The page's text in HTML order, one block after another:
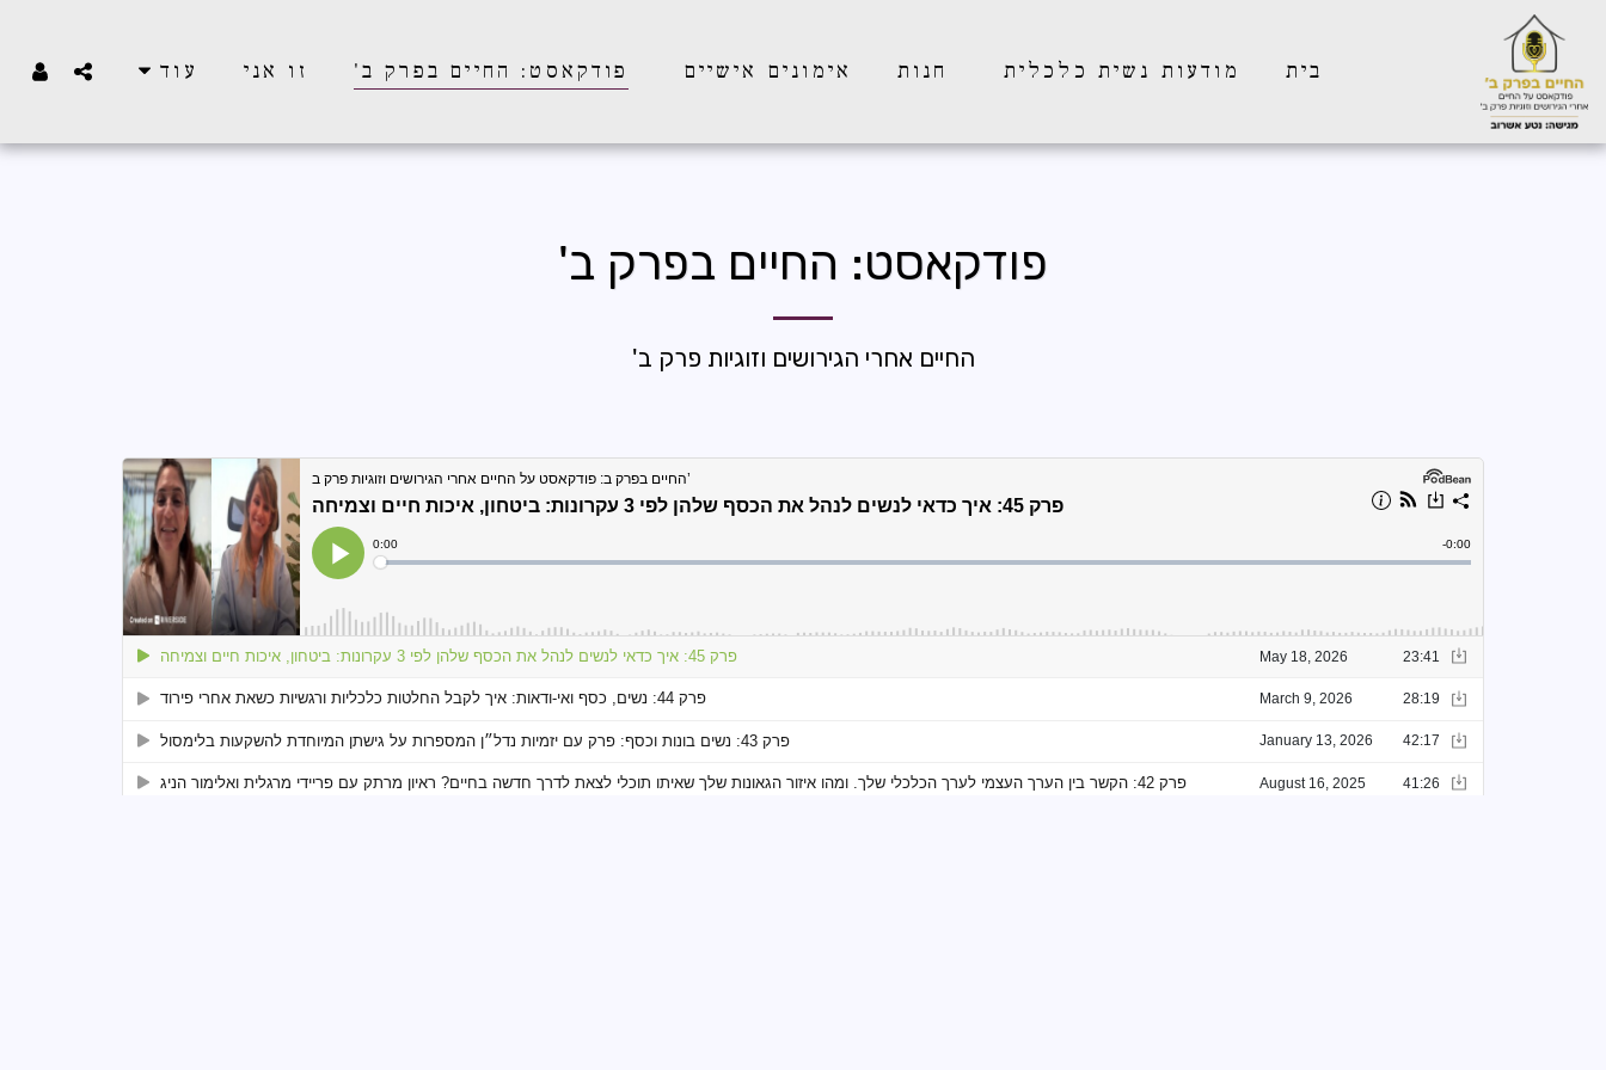
בית מודעות נשית כלכלית חנות אימונים אישיים פודקאסט: החיים בפרק ב' זו אני עוד
פודקאסט: החיים בפרק ב'